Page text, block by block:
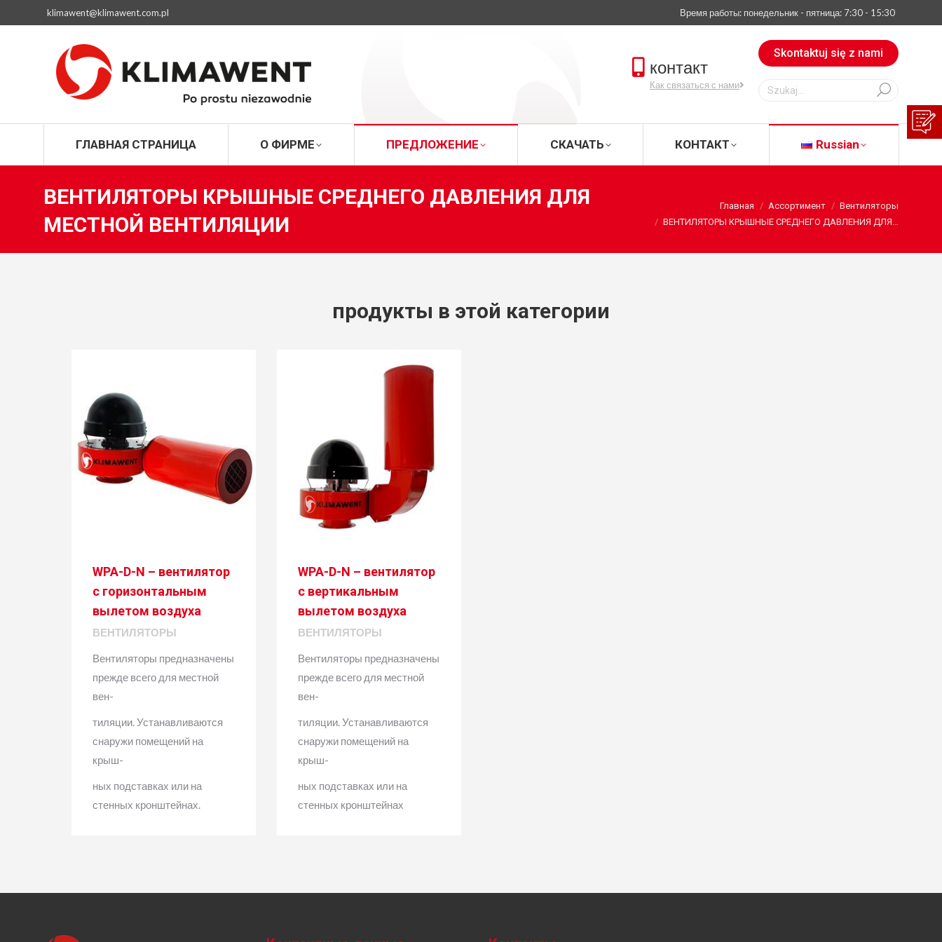
klimawent@klimawent.com.pl Время работы: понедельник - пятница: 7:30 - 15:30
контакт
Как связаться с нами
Skontaktuj się z nami
ГЛАВНАЯ СТРАНИЦА О ФИРМЕ ПРЕДЛОЖЕНИЕ СКАЧАТЬ КОНТАКТ Russian
ВЕНТИЛЯТОРЫ КРЫШНЫЕ СРЕДНЕГО ДАВЛЕНИЯ ДЛЯ
МЕСТНОЙ ВЕНТИЛЯЦИИ
Главная Ассортимент
Вентиляторы
ВЕНТИЛЯТОРЫ КРЫШНЫЕ СРЕДНЕГО ДАВЛЕНИЯ ДЛЯ…
продукты в этой категории
WPA-D-N – вентилятор
с горизонтальным
вылетом воздуха
ВЕНТИЛЯТОРЫ
Вентиляторы предназначены
прежде всего для местной
вен-
тиляции. Устанавливаются
снаружи помещений на
крыш-
ных подставках или на
стенных кронштейнах.
WPA-D-N – вентилятор
с вертикальным
вылетом воздуха
ВЕНТИЛЯТОРЫ
Вентиляторы предназначены
прежде всего для местной
вен-
тиляции. Устанавливаются
снаружи помещений на
крыш-
ных подставках или на
стенных кронштейнах
КОНТАКТ Russian